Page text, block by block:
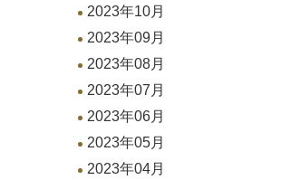
2023年10月
2023年09月
2023年08月
2023年07月
2023年06月
2023年05月
2023年04月